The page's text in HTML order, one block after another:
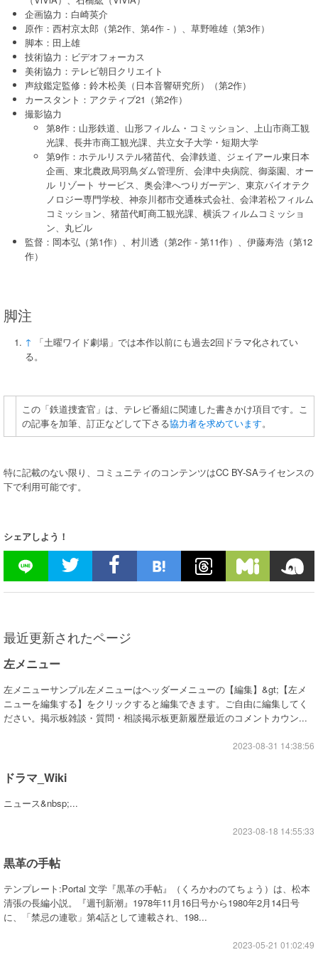
企画協力：白崎英介
原作：西村京太郎（第2作、第4作 - ）、草野唯雄（第3作）
脚本：田上雄
技術協力：ビデオフォーカス
美術協力：テレビ朝日クリエイト
声紋鑑定監修：鈴木松美（日本音響研究所）（第2作）
カースタント：アクティブ21（第2作）
撮影協力
第8作：山形鉄道、山形フィルム・コミッション、上山市商工観
光課、長井市商工観光課、共立女子大学・短期大学
第9作：ホテルリステル猪苗代、会津鉄道、ジェイアール東日本
企画、東北農政局羽鳥ダム管理所、会津中央病院、御薬園、オー
ル リゾート サービス、奥会津へつりガーデン、東京バイオテク
ノロジー専門学校、神奈川都市交通株式会社、会津若松フィルム
コミッション、猪苗代町商工観光課、横浜フィルムコミッショ
ン、丸ビル
監督：岡本弘（第1作）、村川透（第2作 - 第11作）、伊藤寿浩（第12
作）
脚注
↑
「土曜ワイド劇場」では本作以前にも過去2回ドラマ化されてい
る。
この「鉄道捜査官」は、テレビ番組に関連した書きかけ項目です。こ
の記事を加筆、訂正などして下さる協力者を求めています。
特に記載のない限り、コミュニティのコンテンツはCC BY-SAライセンスの
下で利用可能です。
シェアしよう！
最近更新されたページ
左メニュー
左メニューサンプル左メニューはヘッダーメニューの【編集】&gt;【左メ
ニューを編集する】をクリックすると編集できます。ご自由に編集してく
ださい。掲示板雑談・質問・相談掲示板更新履歴最近のコメントカウン...
2023-08-31 14:38:56
ドラマ_Wiki
ニュース&nbsp;...
2023-08-18 14:55:33
黒革の手帖
テンプレート:Portal 文学『黒革の手帖』（くろかわのてちょう）は、松本
清張の長編小説。『週刊新潮』1978年11月16日号から1980年2月14日号
に、「禁忌の連歌」第4話として連載され、198...
2023-05-21 01:02:49